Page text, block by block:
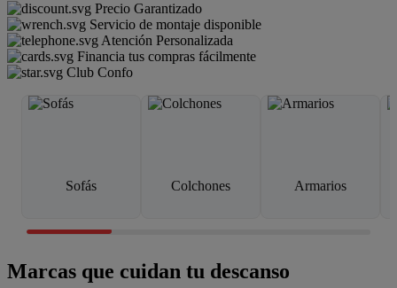
Precio Garantizado
Servicio de montaje disponible
Atención Personalizada
Financia tus compras fácilmente
Club Confo
Sofás Colchones Armarios
Marcas que cuidan tu descanso